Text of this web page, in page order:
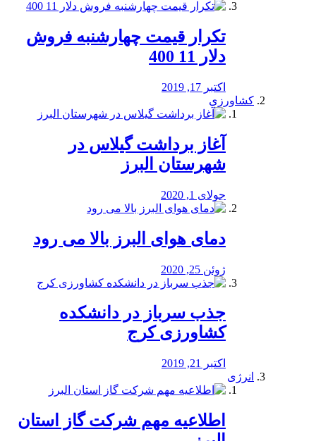
تکرار قیمت چهارشنبه فروش
دلار 11 400
اکتبر 17, 2019
کشاورزی
آغاز برداشت گیلاس در
شهرستان البرز
جولای 1, 2020
دمای هوای البرز بالا می رود
ژوئن 25, 2020
جذب سرباز در دانشکده
کشاورزی کرج
اکتبر 21, 2019
انرژی
️اطلاعیه مهم شرکت گاز استان